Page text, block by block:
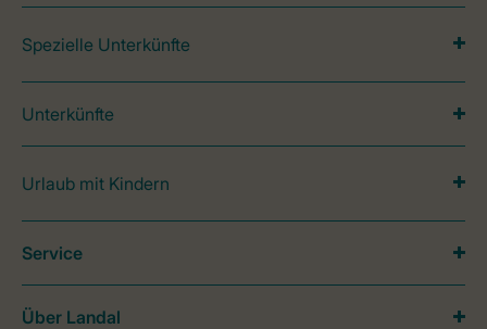
Spezielle Unterkünfte
Unterkünfte
Urlaub mit Kindern
Service
Über Landal